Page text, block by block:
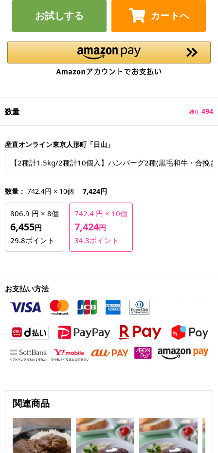
お試しする カートへ
数量 残り 494
産直オンライン東京人形町「日山」
【2種計1.5kg/2種計10個入】ハンバーグ2種(黒毛和牛・合挽
数量： 742.4円 × 10個 7,424円
806.9 円 × 8個
6,455円
29.8ポイント
742.4 円 × 10個
7,424円
34.3ポイント
お支払い方法
関連商品